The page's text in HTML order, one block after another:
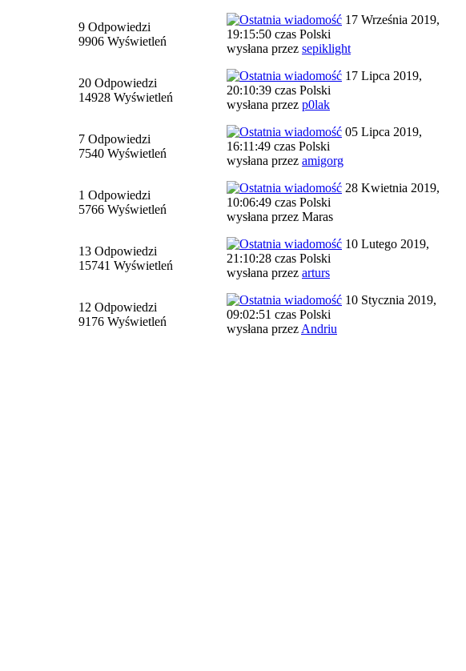
9 Odpowiedzi
9906 Wyświetleń
17 Września 2019,
19:15:50 czas Polski
wysłana przez sepiklight
20 Odpowiedzi
14928 Wyświetleń
17 Lipca 2019,
20:10:39 czas Polski
wysłana przez p0lak
7 Odpowiedzi
7540 Wyświetleń
05 Lipca 2019,
16:11:49 czas Polski
wysłana przez amigorg
1 Odpowiedzi
5766 Wyświetleń
28 Kwietnia 2019,
10:06:49 czas Polski
wysłana przez Maras
13 Odpowiedzi
15741 Wyświetleń
10 Lutego 2019,
21:10:28 czas Polski
wysłana przez arturs
12 Odpowiedzi
9176 Wyświetleń
10 Stycznia 2019,
09:02:51 czas Polski
wysłana przez Andriu